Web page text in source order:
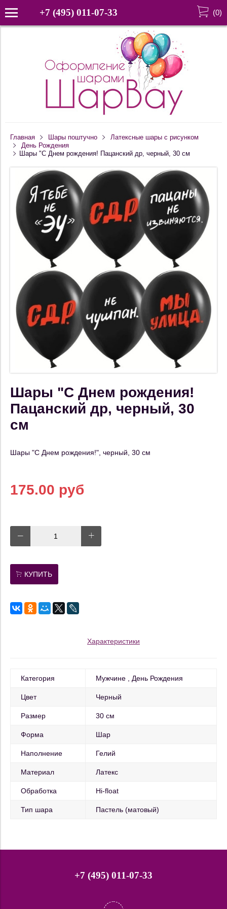
+7 (495) 011-07-33 (0)
Главная Шары поштучно
Латексные шары с рисунком
День Рождения
Шары "С Днем рождения! Пацанский др, черный, 30 см
Шары "С Днем рождения!
Пацанский др, черный, 30
см
Шары "С Днем рождения!", черный, 30 см
175.00 руб
КУПИТЬ
Характеристики
Категория Мужчине День Рождения
Цвет Черный
Размер 30 см
Форма Шар
Наполнение Гелий
Материал Латекс
Обработка Hi-float
Тип шара Пастель (матовый)
+7 (495) 011-07-33